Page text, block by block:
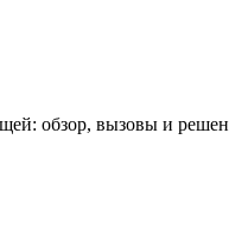
обзор, вызовы и